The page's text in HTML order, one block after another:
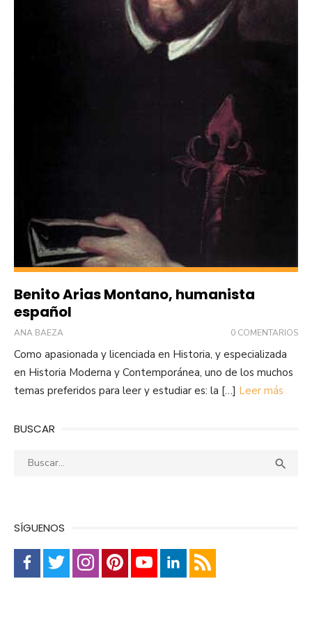
Benito Arias Montano, humanista
español
ANA BAEZA 0 COMENTARIOS
Como apasionada y licenciada en Historia, y especializada
en Historia Moderna y Contemporánea, uno de los muchos
temas preferidos para leer y estudiar es: la […] Leer más
BUSCAR
Buscar: 
SÍGUENOS